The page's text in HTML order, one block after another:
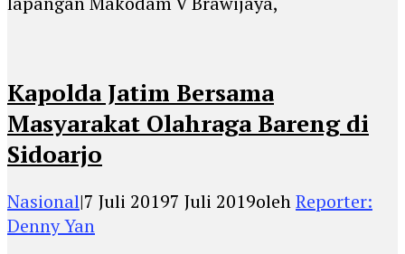
Kapolda Jatim Bersama
Masyarakat Olahraga Bareng di
Sidoarjo
Nasional|7 Juli 20197 Juli 2019olehReporter:
Denny Yan